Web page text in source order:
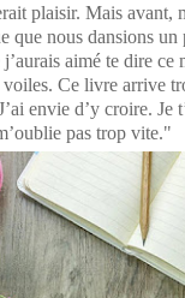
plaisir. Mais avant,
que nous dansions un
aimé te dire ce
voiles. Ce livre arrive
envie d’y croire. Je
pas trop vite."